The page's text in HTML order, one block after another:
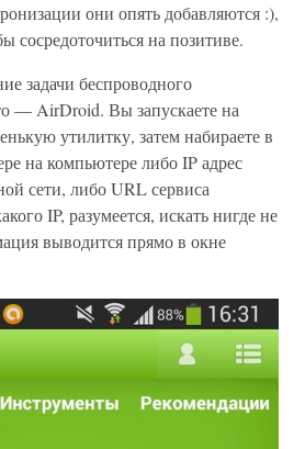
они опять добавляются :),
сосредоточиться на позитиве.
задачи беспроводного
— AirDroid. Вы запускаете на
утилитку, затем набираете в
на компьютере либо IP адрес
сети, либо URL сервиса
IP, разумеется, искать нигде не
выводится прямо в окне